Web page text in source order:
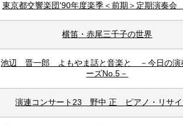
東京都交響楽団'90年度楽季＜前期＞定期演奏
横笛・赤尾三千子の世界
池辺 晋一郎 よもやま話と音楽と －今日の演
ーズNo.5－
演連コンサート23 野中 正 ピアノ・リサ